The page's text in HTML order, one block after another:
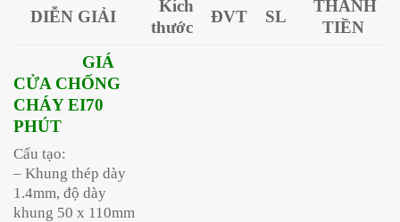
DIỄN GIẢI
Kích
thước
ĐVT SL
THÀNH
TIỀN
GIÁ
CỬA CHỐNG
CHÁY EI70
PHÚT
Cấu tạo:
– Khung thép dày
1.4mm, độ dày
khung 50 x 110mm